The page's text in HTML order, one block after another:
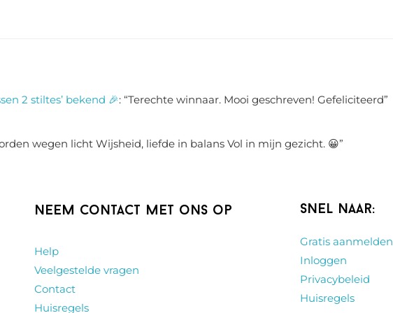
2 stiltes’ bekend 🎉: “Terechte winnaar. Mooi geschreven! Gefeliciteerd”
wegen licht Wijsheid, liefde in balans Vol in mijn gezicht. 😀”
Neem contact met ons op
Help
Veelgestelde vragen
Contact
Huisregels
Snel naar:
Gratis aanmelden
Inloggen
Privacybeleid
Huisregels